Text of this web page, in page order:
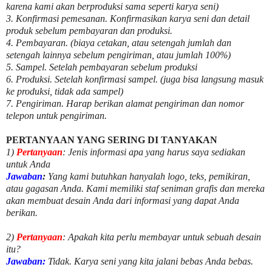
karena kami akan berproduksi sama seperti karya seni)
3. Konfirmasi pemesanan. Konfirmasikan karya seni dan detail
produk sebelum pembayaran dan produksi.
4. Pembayaran. (biaya cetakan, atau setengah jumlah dan
setengah lainnya sebelum pengiriman, atau jumlah 100%)
5. Sampel. Setelah pembayaran sebelum produksi
6. Produksi. Setelah konfirmasi sampel. (juga bisa langsung masuk
ke produksi, tidak ada sampel)
7. Pengiriman. Harap berikan alamat pengiriman dan nomor
telepon untuk pengiriman.
PERTANYAAN YANG SERING DI TANYAKAN
1) Pertanyaan: Jenis informasi apa yang harus saya sediakan
untuk Anda
Jawaban: Yang kami butuhkan hanyalah logo, teks, pemikiran,
atau gagasan Anda. Kami memiliki staf seniman grafis dan mereka
akan membuat desain Anda dari informasi yang dapat Anda
berikan.
2) Pertanyaan: Apakah kita perlu membayar untuksebuah desain
itu?
Jawaban: Tidak. Karya seni yang kita jalani bebas Anda bebas.